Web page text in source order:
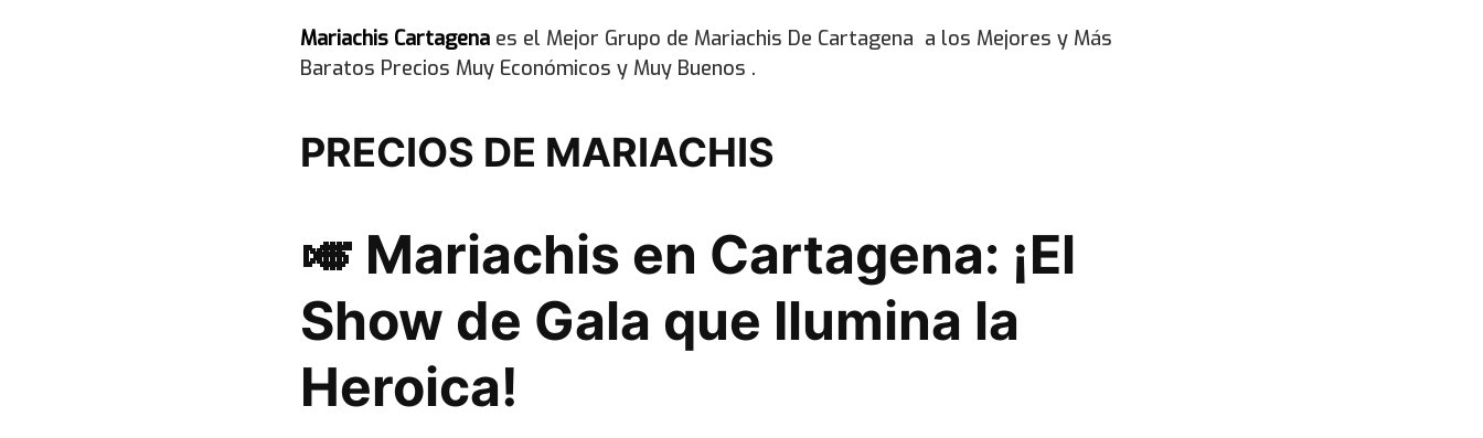
Mariachis Cartagena es el Mejor Grupo de Mariachis De Cartagena a los Mejores y Más
Baratos Precios Muy Económicos y Muy Buenos .
PRECIOS DE MARIACHIS
🎺 Mariachis en Cartagena: ¡El
Show de Gala que Ilumina la
Heroica!